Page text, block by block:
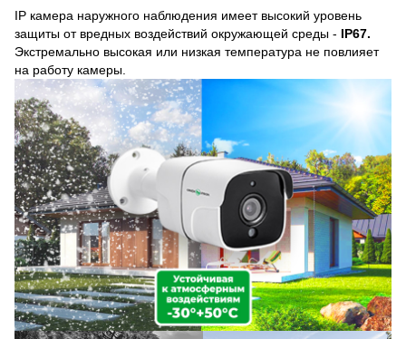
IP камера наружного наблюдения имеет высокий уровень
защиты от вредных воздействий окружающей среды - IP67.
Экстремально высокая или низкая температура не повлияет
на работу камеры.